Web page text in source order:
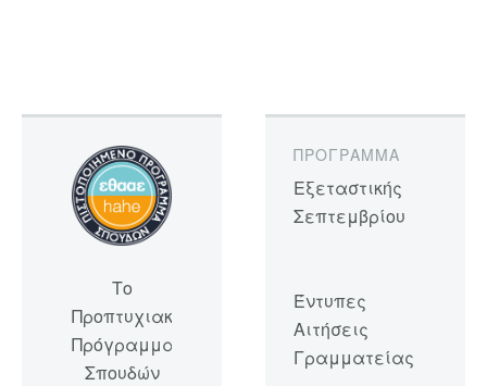
Το
Προπτυχιακό
Πρόγραμμα
Σπουδών
ΠΡΌΓΡΑΜΜΑ
Εξεταστικής
Σεπτεμβρίου
Έντυπες
Αιτήσεις
Γραμματείας